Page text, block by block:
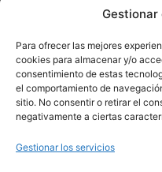
Para ofrecer las mejores
cookies para almacenar y/o
consentimiento de estas
el comportamiento de
sitio. No consentir o retirar el
negativamente a ciertas
Gestionar los servicios